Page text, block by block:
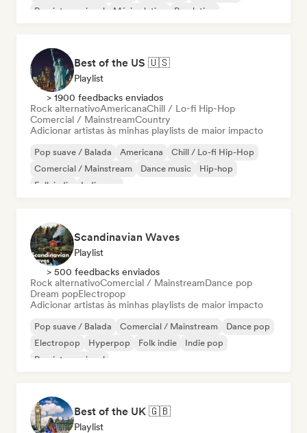
Pop internacional
Música latina Pop latino
Best of the US 🇺🇸
Playlist
> 1900 feedbacks enviados
Rock alternativoAmericanaChill / Lo-fi Hip-Hop
Comercial / MainstreamCountry
Adicionar artistas às minhas playlists de maior impacto
Pop suave / Balada Americana
Chill / Lo-fi Hip-Hop
Comercial / Mainstream
Dance music
Hip-hop
Folk indie
Indie pop
Scandinavian Waves
Playlist
> 500 feedbacks enviados
Rock alternativoComercial / MainstreamDance pop
Dream popElectropop
Adicionar artistas às minhas playlists de maior impacto
Pop suave / Balada Comercial / Mainstream
Dance pop
Electropop
Hyperpop Folk indie
Indie pop
Pop internacional
Best of the UK 🇬🇧
Playlist